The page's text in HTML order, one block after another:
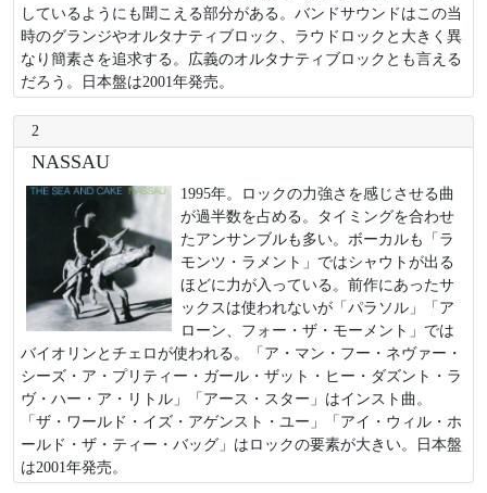
しているようにも聞こえる部分がある。バンドサウンドはこの当
時のグランジやオルタナティブロック、ラウドロックと大きく異
なり簡素さを追求する。広義のオルタナティブロックとも言える
だろう。日本盤は2001年発売。
2
NASSAU
1995年。ロックの力強さを感じさせる曲
が過半数を占める。タイミングを合わせ
たアンサンブルも多い。ボーカルも「ラ
モンツ・ラメント」ではシャウトが出る
ほどに力が入っている。前作にあったサ
ックスは使われないが「パラソル」「ア
ローン、フォー・ザ・モーメント」では
バイオリンとチェロが使われる。「ア・マン・フー・ネヴァー・
シーズ・ア・プリティー・ガール・ザット・ヒー・ダズント・ラ
ヴ・ハー・ア・リトル」「アース・スター」はインスト曲。
「ザ・ワールド・イズ・アゲンスト・ユー」「アイ・ウィル・ホ
ールド・ザ・ティー・バッグ」はロックの要素が大きい。日本盤
は2001年発売。